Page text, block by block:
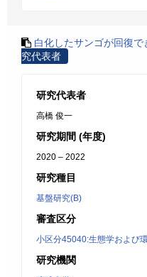
白化したサンゴが回復
究代表者
研究代表者
高橋 俊一
研究期間 (年度)
2020 – 2022
研究種目
基盤研究(B)
審査区分
小区分45040:生態学および
研究機関